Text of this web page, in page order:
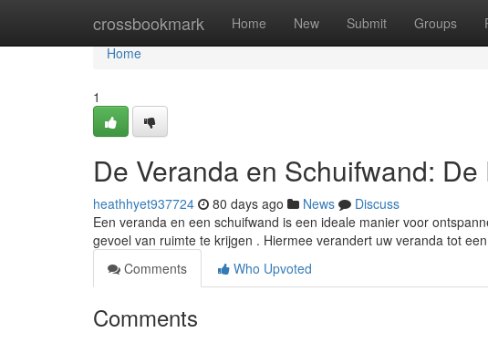
crossbookmark Home New Submit Groups
Home
Home
1
De Veranda en Schuifwand:
heathhyet937724 80 days ago News
Discuss
Een veranda en een schuifwand is een ideale manier voor
gevoel van ruimte te krijgen . Hiermee verandert uw veranda tot een
Comments
Who Upvoted
Comments